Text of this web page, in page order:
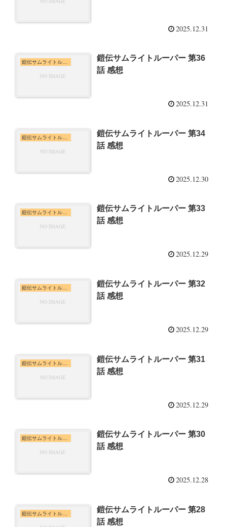
2025.12.31
鎧伝サムライトルーパー
鎧伝サムライトルーパー 第36
話 感想
2025.12.31
鎧伝サムライトルーパー
鎧伝サムライトルーパー 第34
話 感想
2025.12.30
鎧伝サムライトルーパー
鎧伝サムライトルーパー 第33
話 感想
2025.12.29
鎧伝サムライトルーパー
鎧伝サムライトルーパー 第32
話 感想
2025.12.29
鎧伝サムライトルーパー
鎧伝サムライトルーパー 第31
話 感想
2025.12.29
鎧伝サムライトルーパー
鎧伝サムライトルーパー 第30
話 感想
2025.12.28
鎧伝サムライトルーパー
鎧伝サムライトルーパー 第28
話 感想